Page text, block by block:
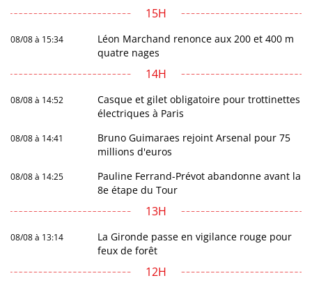
15H
08/08 à 15:34
Léon Marchand renonce aux 200 et 400 m
quatre nages
14H
08/08 à 14:52
Casque et gilet obligatoire pour trottinettes
électriques à Paris
08/08 à 14:41
Bruno Guimaraes rejoint Arsenal pour 75
millions d'euros
08/08 à 14:25
Pauline Ferrand-Prévot abandonne avant la
8e étape du Tour
13H
08/08 à 13:14
La Gironde passe en vigilance rouge pour
feux de forêt
12H